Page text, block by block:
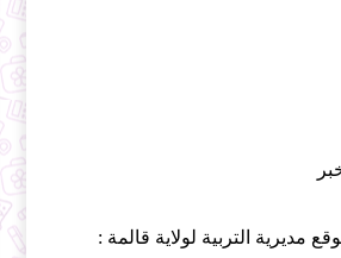
مديرية التربية لولاية قالمة :